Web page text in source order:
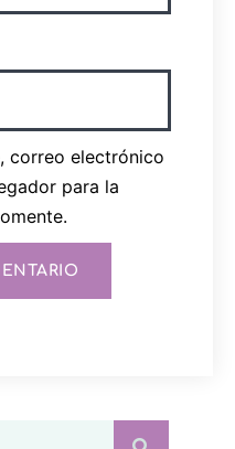
correo electrónico
para la